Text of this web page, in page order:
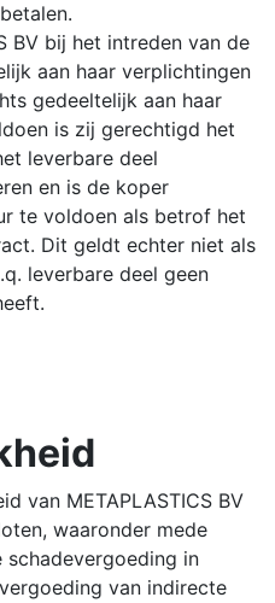
BV bij het intreden van de
aan haar verplichtingen
gedeeltelijk aan haar
is zij gerechtigd het
leverbare deel
en is de koper
te voldoen als betrof het
Dit geldt echter niet als
leverbare deel geen
van METAPLASTICS BV
waaronder mede
schadevergoeding in
van indirecte